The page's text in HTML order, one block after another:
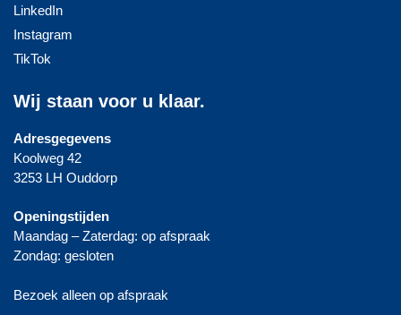
LinkedIn
Instagram
TikTok
Wij staan voor u klaar.
Adresgegevens
Koolweg 42
3253 LH Ouddorp
Openingstijden
Maandag – Zaterdag: op afspraak
Zondag: gesloten
Bezoek alleen op afspraak